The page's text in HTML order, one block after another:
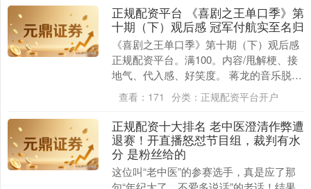
正规配资平台 《喜剧之王单口季》第
十期（下）观后感 冠军付航实至名归
《喜剧之王单口季》第十期（下）观后感
正规配资平台。满100。内容/甩解梗、接
地气、代入感、好笑度。 蒋龙的音乐脱口
秀不错，cue了十强选手，也算为他的脱口
秀主持....
查看： 171 分类： 正规配资平台开户
正规配资十大排名 老中医澄清作弊遭
退赛！开直播怒怼节目组，裁判有水
分 是粉丝给的
这位叫“老中医”的参赛选手，真是应了那